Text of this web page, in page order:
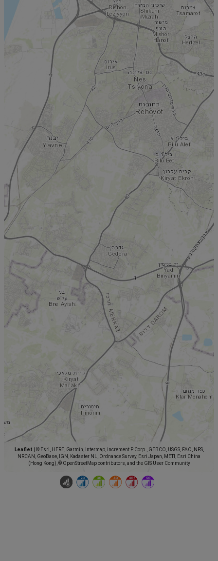
Leaflet
© Esri, HERE, Garmin, Intermap, increment P Corp., GEBCO, USGS, FAO, NPS,
NRCAN, GeoBase, IGN, Kadaster NL, Ordnance Survey, Esri Japan, METI, Esri China
(Hong Kong), © OpenStreetMap contributors, and the GIS User Community